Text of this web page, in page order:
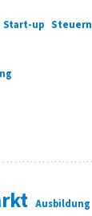
Start-up Steuern
Ausbildung